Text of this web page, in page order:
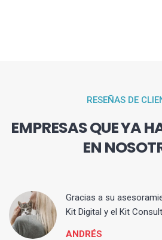
RESEÑAS DE
EMPRESAS QUE YA
EN
Gracias a su
Kit Digital y el Kit
ANDRÉS